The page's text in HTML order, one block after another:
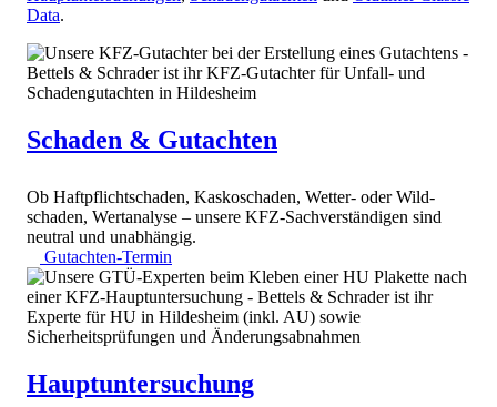
Data.
Schaden & Gutachten
Ob Haftpflicht­schaden, Kasko­schaden, Wetter- oder Wild­
schaden, Wertanalyse – unsere KFZ-Sach­verständigen sind
neutral und unabhängig.
Gutachten-Termin
Hauptuntersuchung